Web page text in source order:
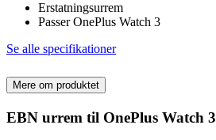
Erstatningsurrem
Passer OnePlus Watch 3
Se alle specifikationer
Mere om produktet
EBN urrem til OnePlus Watch 3